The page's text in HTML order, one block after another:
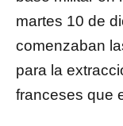
martes 10 de
comenzaban
para la
franceses que